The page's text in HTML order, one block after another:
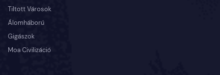
Tiltott Városok
Álomháború
Gigászok
Moa Civilizáció